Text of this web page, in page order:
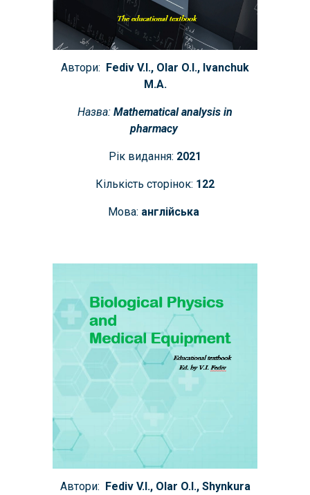
Автори:
Fediv V.I., Olar O.I., Ivanchuk
M.A.
Назва: Mathematical analysis in
pharmacy
Рік видання: 2021
Кількість сторінок: 122
Мова: англійська
Автори: Fediv V.I., Olar O.I., Shynkura